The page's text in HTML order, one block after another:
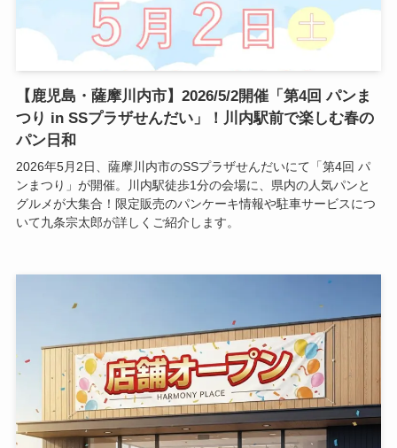
【鹿児島・薩摩川内市】2026/5/2開催「第4回 パンま
つり in SSプラザせんだい」！川内駅前で楽しむ春の
パン日和
2026年5月2日、薩摩川内市のSSプラザせんだいにて「第4回 パ
ンまつり」が開催。川内駅徒歩1分の会場に、県内の人気パンと
グルメが大集合！限定販売のパンケーキ情報や駐車サービスにつ
いて九条宗太郎が詳しくご紹介します。